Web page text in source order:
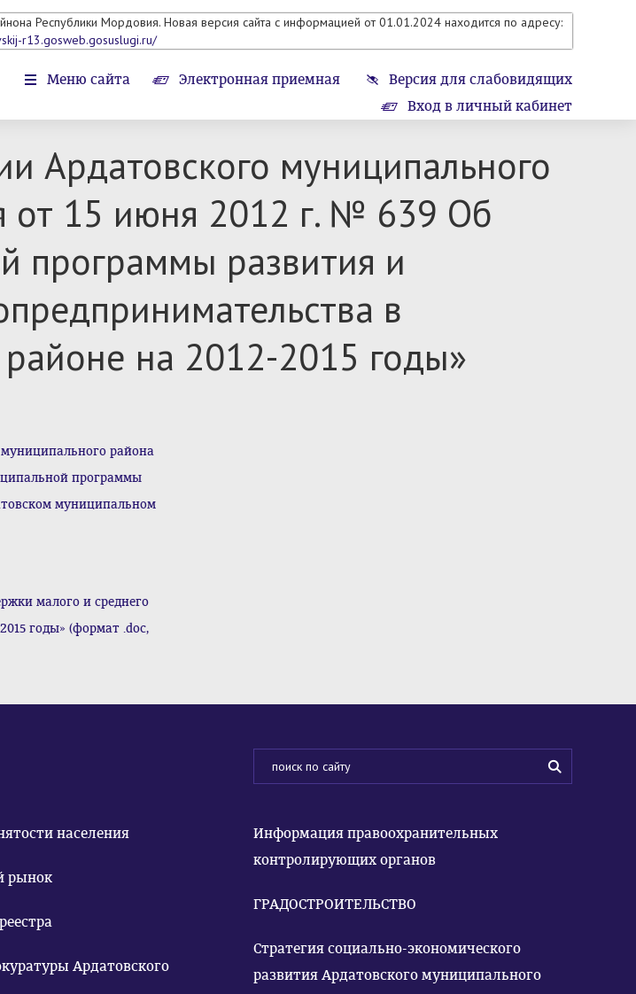
Республики Мордовия. Новая версия сайта с информацией от 01.01.2024 находится по адресу:
r13.gosweb.gosuslugi.ru/
Меню сайта Электронная приемная
Версия для слабовидящих
Вход в личный кабинет
Ардатовского муниципального
от 15 июня 2012 г. № 639 Об
программы развития и
в
на 2012-2015 годы»
района
программы
муниципальном
малого и среднего
годы» (формат .doc,
населения
рынок
Ардатовского
Информация правоохранительных
контролирующих органов
ГРАДОСТРОИТЕЛЬСТВО
Стратегия социально-экономического
развития Ардатовского муниципального